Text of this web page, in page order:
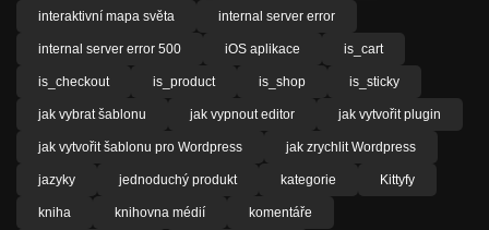
interaktivní mapa světa internal server error
internal server error 500 iOS aplikace is_cart
is_checkout is_product is_shop is_sticky
jak vybrat šablonu jak vypnout editor jak vytvořit plugin
jak vytvořit šablonu pro Wordpress jak zrychlit Wordpress
jazyky jednoduchý produkt kategorie Kittyfy
kniha knihovna médií komentáře